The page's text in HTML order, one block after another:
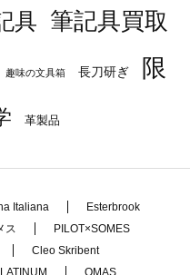
具 筆記具買取
趣味の文具箱 長刀研ぎ
限
革製品
Italiana
Esterbrook
ス
PILOT×SOMES
Cleo Skribent
OMAS